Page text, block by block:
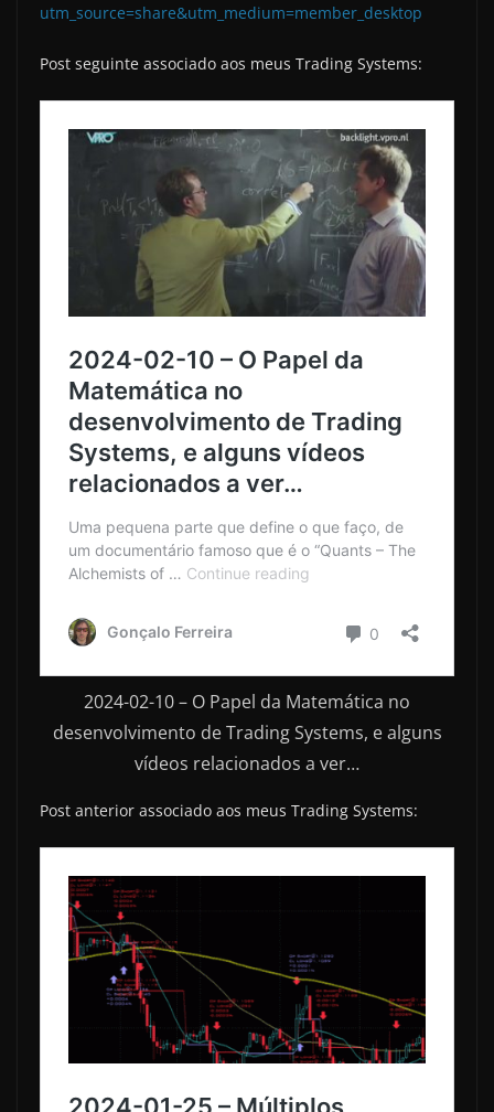
utm_source=share&utm_medium=member_desktop
Post seguinte associado aos meus Trading Systems:
2024-02-10 – O Papel da Matemática no
desenvolvimento de Trading Systems, e alguns
vídeos relacionados a ver…
Post anterior associado aos meus Trading Systems: